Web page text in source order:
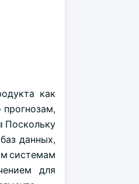
как
Поскольку
данных,
системам
для